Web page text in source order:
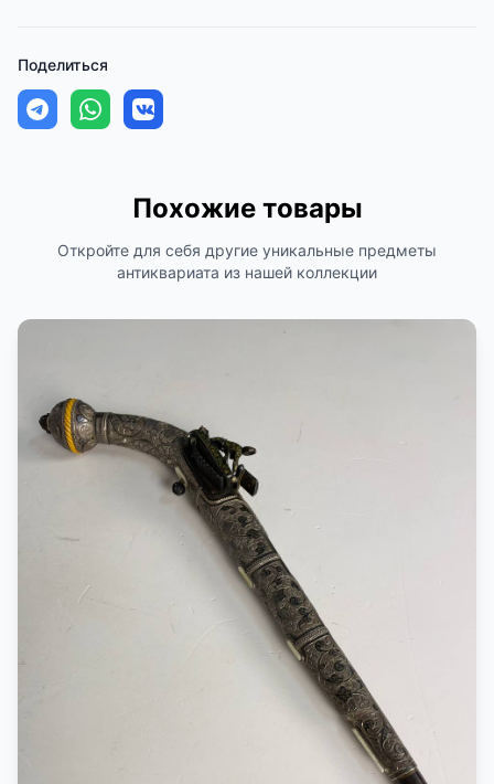
Поделиться
Похожие товары
Откройте для себя другие уникальные предметы
антиквариата из нашей коллекции